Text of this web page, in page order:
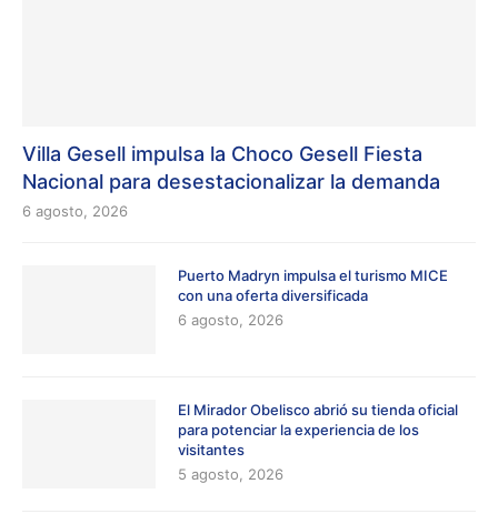
Villa Gesell impulsa la Choco Gesell Fiesta
Nacional para desestacionalizar la demanda
6 agosto, 2026
Puerto Madryn impulsa el turismo MICE
con una oferta diversificada
6 agosto, 2026
El Mirador Obelisco abrió su tienda oficial
para potenciar la experiencia de los
visitantes
5 agosto, 2026